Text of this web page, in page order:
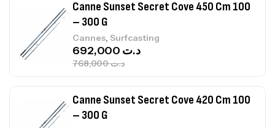
Canne Sunset Secret Cove 420 Cm 100
– 300 G
Cannes, Surfcasting
د.ت
د.ت 673,000
Canne Jigging Sunset Massive Attack
1.83m 120/250gr 30kg